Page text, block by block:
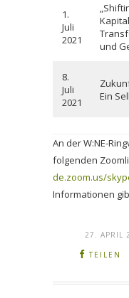
1.
Juli
2021
und
8.
Juli
2021
Ein
An der W:NE-
folgenden
de.zoom.us/
Informationen
27. APRIL
TEILEN